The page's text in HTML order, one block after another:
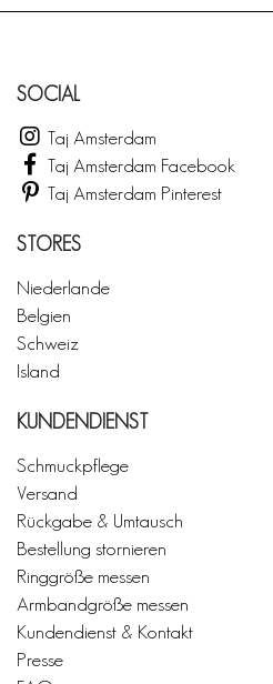
SOCIAL
Taj Amsterdam
Taj Amsterdam Facebook
Taj Amsterdam Pinterest
STORES
Niederlande
Belgien
Schweiz
Island
KUNDENDIENST
Schmuckpflege
Versand
Rückgabe & Umtausch
Bestellung stornieren
Ringgröße messen
Armbandgröße messen
Kundendienst & Kontakt
Presse